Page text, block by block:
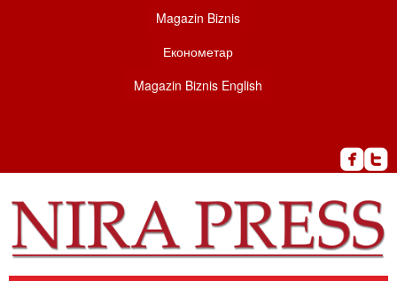
Magazin Biznis
Економетар
Magazin Biznis English